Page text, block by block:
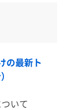
の最新ト
いて